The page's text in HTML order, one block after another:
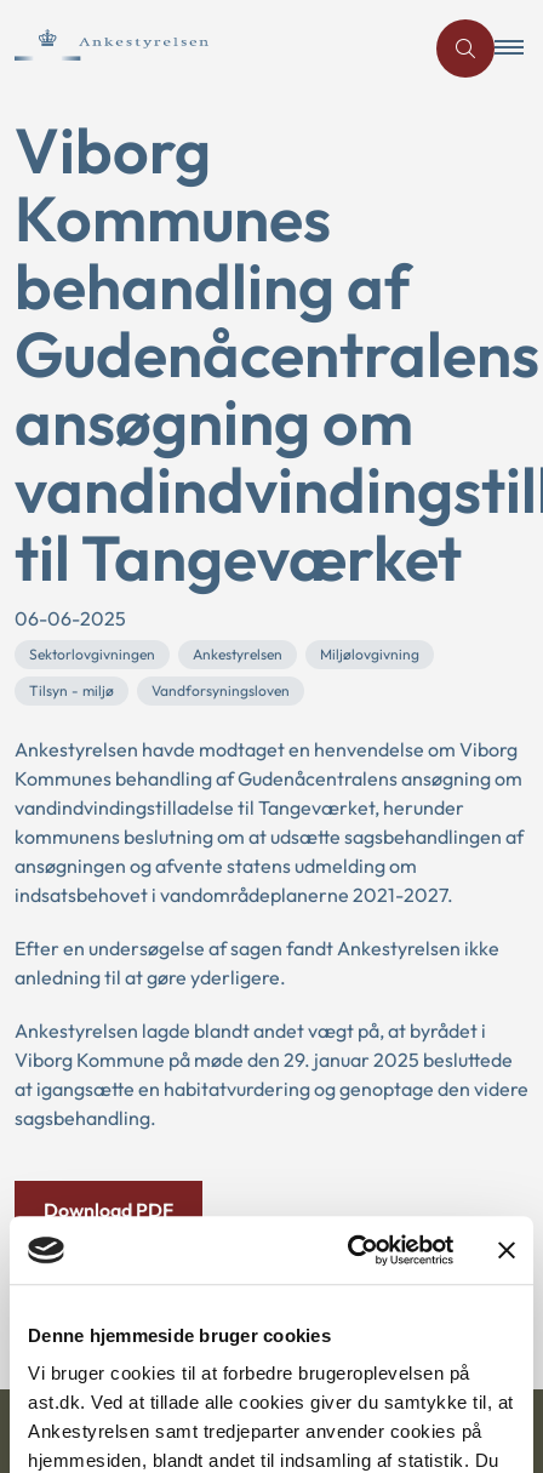
Denne hjemmeside bruger cookies
Vi bruger cookies til at forbedre brugeroplevelsen på
ast.dk. Ved at tillade alle cookies giver du samtykke til, at
Ankestyrelsen samt tredjeparter anvender cookies på
hjemmesiden, blandt andet til indsamling af statistik. Du
Viborg
Kommunes
behandling af
Gudenåcentralens
ansøgning om
til Tangeværket
06-06-2025
Sektorlovgivningen Ankestyrelsen
Miljølovgivning
Tilsyn - miljø
Vandforsyningsloven
Ankestyrelsen havde modtaget en henvendelse om Viborg
Kommunes behandling af Gudenåcentralens ansøgning om
vandindvindingstilladelse til Tangeværket, herunder
kommunens beslutning om at udsætte sagsbehandlingen af
ansøgningen og afvente statens udmelding om
indsatsbehovet i vandområdeplanerne 2021-2027.
Efter en undersøgelse af sagen fandt Ankestyrelsen ikke
anledning til at gøre yderligere.
Ankestyrelsen lagde blandt andet vægt på, at byrådet i
Viborg Kommune på møde den 29. januar 2025 besluttede
at igangsætte en habitatvurdering og genoptage den videre
sagsbehandling.
Download PDF
Ankestyrelsen